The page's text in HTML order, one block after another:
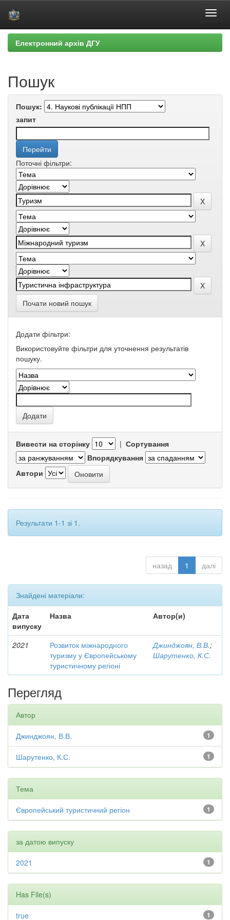
Skip
navigation
Електронний архів ДГУ
Пошук
Пошук:
запит
Поточні фільтри:
Почати новий пошук
Додати фільтри:
Використовуйте фільтри для уточнення результатів
пошуку.
Вивести на сторінку | Сортування
Впорядкування
Автори
Результати 1-1 зі 1.
назад 1 далі
Знайдені матеріали:
Дата
випуску
Назва Автор(и)
2021
Розвиток міжнародного
туризму у Європейському
туристичному регіоні
Джинджоян, В.В.;
Шарутенко, К.С.
Перегляд
Автор
1
Джинджоян, В.В.
1
Шарутенко, К.С.
Тема
1
Європейський туристичний регіон
за датою випуску
1
2021
Has File(s)
1
true